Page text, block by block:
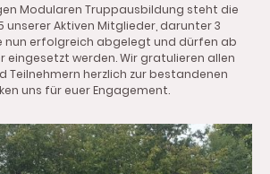
Modularen Truppausbildung steht die
unserer Aktiven Mitglieder, darunter 3
nun erfolgreich abgelegt und dürfen ab
eingesetzt werden. Wir gratulieren allen
Teilnehmern herzlich zur bestandenen
uns für euer Engagement.